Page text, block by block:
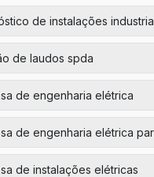
de instalações
de laudos spda
de engenharia elétrica
de engenharia elétrica
de instalações elétricas